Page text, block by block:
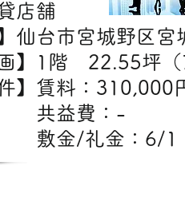
店舗
仙台市宮城野区宮
画】1階 22.55坪
条件】賃料：
費
礼金：6/1